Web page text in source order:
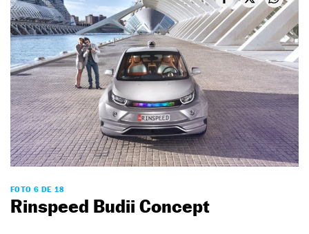
FOTO 6 DE 18
Rinspeed Budii Concept